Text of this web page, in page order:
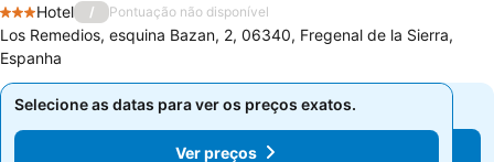
3 Estrelas
Hotel / Pontuação não disponível
Los Remedios, esquina Bazan, 2, 06340, Fregenal de la Sierra,
Espanha
Selecione as datas para ver os preços exatos.
Ver preços
Selecione as datas para ver os preços exatos.
Ver preços